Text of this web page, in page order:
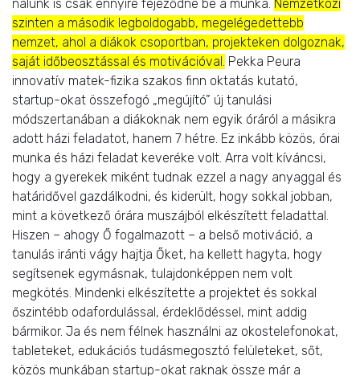
nálunk is csak ennyire fejeződne be a munka. Nemzetközi
szinten a második legboldogabb, megelégedettebb
nemzet, ahol a diákok csoportban, projekteken dolgoznak,
saját időbeosztással és motivációval. Pekka Peura
innovatív matek-fizika szakos finn oktatás kutató,
startup-okat összefogó „megújító” új tanulási
módszertanában a diákoknak nem egyik óráról a másikra
adott házi feladatot, hanem 7 hétre. Ez inkább közös, órai
munka és házi feladat keveréke volt. Arra volt kíváncsi,
hogy a gyerekek miként tudnak ezzel a nagy anyaggal és
határidővel gazdálkodni, és kiderült, hogy sokkal jobban,
mint a következő órára muszájból elkészített feladattal.
Hiszen – ahogy Ő fogalmazott – a belső motiváció, a
tanulás iránti vágy hajtja Őket, ha kellett hagyta, hogy
segítsenek egymásnak, tulajdonképpen nem volt
megkötés. Mindenki elkészítette a projektet és sokkal
őszintébb odafordulással, érdeklődéssel, mint addig
bármikor. Ja és nem félnek használni az okostelefonokat,
tableteket, edukációs tudásmegosztó felületeket, sőt,
közös munkában startup-okat raknak össze már a